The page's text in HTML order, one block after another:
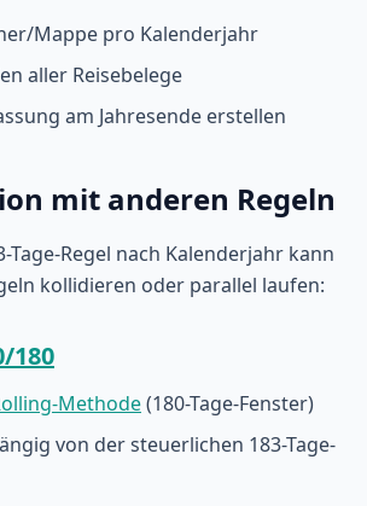
Mappe pro Kalenderjahr
aller Reisebelege
am Jahresende erstellen
mit anderen Regeln
Tage-Regel nach Kalenderjahr kann
kollidieren oder parallel laufen:
180
Methode(180-Tage-Fenster)
von der steuerlichen 183-Tage-